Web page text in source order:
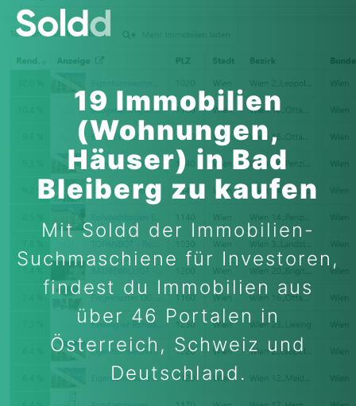
19 Immobilien
(Wohnungen,
Häuser) in Bad
Bleiberg zu kaufen
Mit Soldd der Immobilien-
Suchmaschiene für Investoren,
findest du Immobilien aus
über 46 Portalen in
Österreich, Schweiz und
Deutschland.